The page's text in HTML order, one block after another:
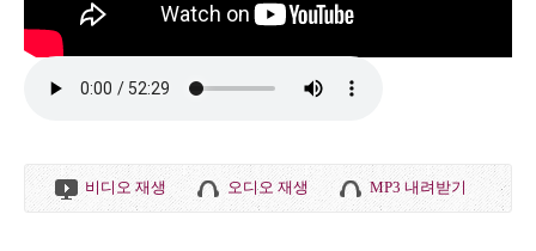
비디오 재생 오디오 재생 MP3 내려받기